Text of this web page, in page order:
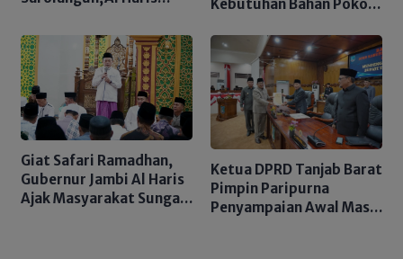
Untuk Pembangunan
Daerah
Kebutuhan Bahan Pokok
Giat Safari Ramadhan,
Gubernur Jambi Al Haris
Ajak Masyarakat Sungai
Ketua DPRD Tanjab Barat
Pimpin Paripurna
Penyampaian Awal Masa